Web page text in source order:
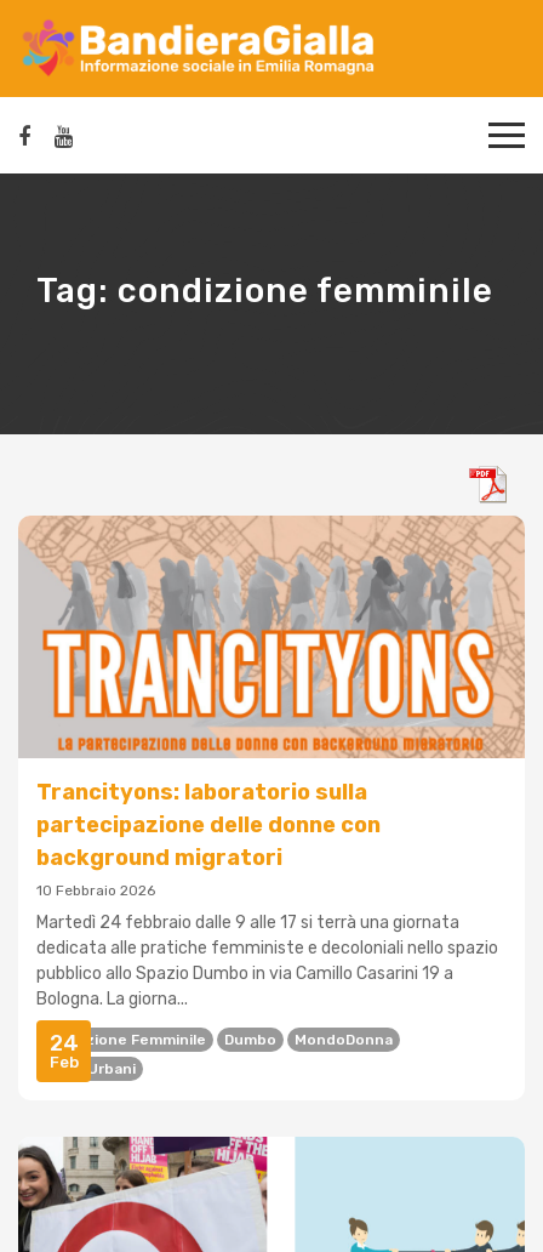
Tag: condizione femminile
24
Feb
Trancityons: laboratorio sulla
partecipazione delle donne con
background migratori
10 Febbraio 2026
Martedì 24 febbraio dalle 9 alle 17 si terrà una giornata
dedicata alle pratiche femministe e decoloniali nello spazio
pubblico allo Spazio Dumbo in via Camillo Casarini 19 a
Bologna. La giorna...
Condizione Femminile Dumbo
MondoDonna
Spazi Urbani